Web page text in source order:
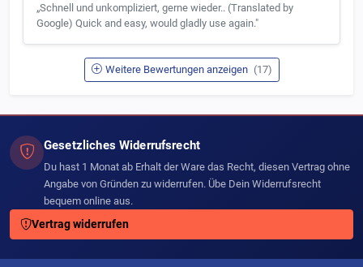
„Schnell und unkompliziert, gerne wieder.. (Translated by
Google) Quick and easy, would gladly use again."
Weitere Bewertungen anzeigen (17)
Gesetzliches Widerrufsrecht
Du hast 1 Monat ab Erhalt der Ware das Recht, diesen Vertrag ohne
Angabe von Gründen zu widerrufen. Übe Dein Widerrufsrecht
bequem online aus.
Vertrag widerrufen